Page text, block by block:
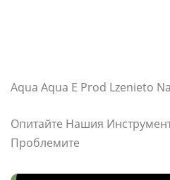
Aqua Aqua E Prod Lzenieto
Опитайте Нашия
Проблемите